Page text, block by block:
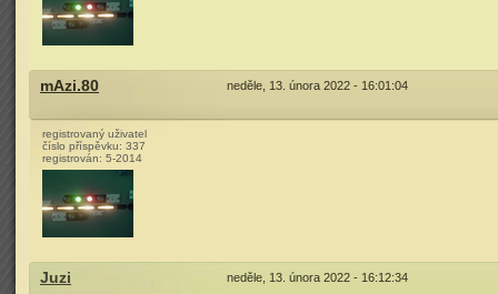
mAzi.80 neděle, 13. února 2022 - 16:01:04
registrovaný uživatel
číslo příspěvku: 337
registrován: 5-2014
Juzi neděle, 13. února 2022 - 16:12:34